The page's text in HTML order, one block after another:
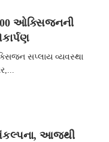
400 ઓક્સિજનની
સપ્લાય વ્યવસ્થા
સંકલ્પના, આજથી